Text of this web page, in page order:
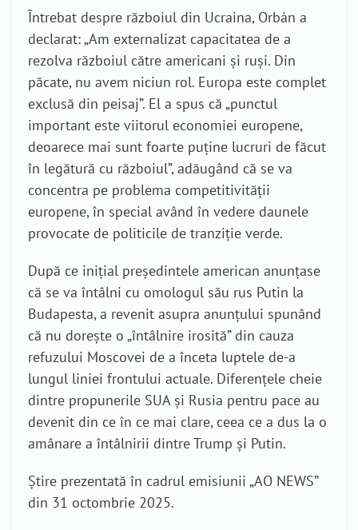
Întrebat despre războiul din Ucraina, Orbán a
declarat: „Am externalizat capacitatea de a
rezolva războiul către americani și ruși. Din
păcate, nu avem niciun rol. Europa este complet
exclusă din peisaj”. El a spus că „punctul
important este viitorul economiei europene,
deoarece mai sunt foarte puține lucruri de făcut
în legătură cu războiul”, adăugând că se va
concentra pe problema competitivității
europene, în special având în vedere daunele
provocate de politicile de tranziție verde.
După ce inițial președintele american anunțase
că se va întâlni cu omologul său rus Putin la
Budapesta, a revenit asupra anunțului spunând
că nu dorește o „întâlnire irosită” din cauza
refuzului Moscovei de a înceta luptele de-a
lungul liniei frontului actuale. Diferențele cheie
dintre propunerile SUA și Rusia pentru pace au
devenit din ce în ce mai clare, ceea ce a dus la o
amânare a întâlnirii dintre Trump și Putin.
Știre prezentată în cadrul emisiunii „AO NEWS”
din 31 octombrie 2025.